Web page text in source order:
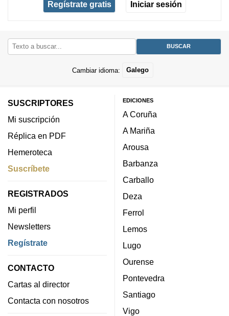
Regístrate gratis Iniciar sesión
Cambiar idioma: Galego
SUSCRIPTORES
Mi suscripción
Réplica en PDF
Hemeroteca
Suscríbete
REGISTRADOS
Mi perfil
Newsletters
Regístrate
CONTACTO
Cartas al director
Contacta con nosotros
EDICIONES
A Coruña
A Mariña
Arousa
Barbanza
Carballo
Deza
Ferrol
Lemos
Lugo
Ourense
Pontevedra
Santiago
Vigo